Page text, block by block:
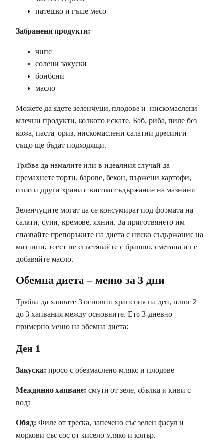
патешко и гъше месо
Забранени продукти:
чипс
солени закуски
бонбони
масло
Можете да ядете зеленчуци, плодове и нискомаслени
млечни продукти, колкото искате. Боб, риба, пиле без
кожа, паста, ориз, нискомаслени салатни дресинги
също ще бъдат подходящи.
Трябва да намалите или в идеалния случай да
премахнете торти, барове, бекон, пържени картофи,
олио и други храни с високо съдържание на мазнини.
Зеленчуците могат да се консумират под формата на
салати, супи, кремове, яхнии. За приготвянето им
спазвайте препоръките на диета с ниско съдържание на
мазнини, тоест не сгъстявайте с брашно, сметана и не
добавяйте масло.
Обемна диета – меню за 3 дни
Трябва да хапвате 3 основни хранения на ден, плюс 2
до 3 хапвания между основните. Ето 3-дневно
примерно меню на обемна диета:
Ден 1
Закуска: просо с обезмаслено мляко и плодове
Междинно хапване: смути от зеле, ябълка и киви с
вода
Обяд: Филе от треска, запечено със зелен фасул и
моркови със сос от кисело мляко и копър.